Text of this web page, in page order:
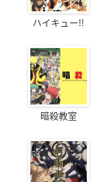
ハイキュー!!
暗殺教室